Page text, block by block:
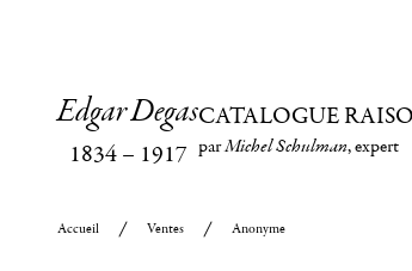
Edgar Degas
1834– 1917
CATALOGUE
parMichel Schulman, expert
Accueil Ventes Anonyme